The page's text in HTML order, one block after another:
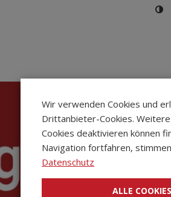
Wir verwenden Cookies und
Drittanbieter-Cookies.
Cookies deaktivieren können
Navigation fortfahren,
Datenschutz
ALLE